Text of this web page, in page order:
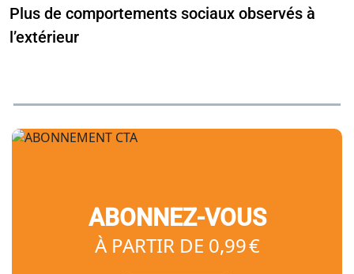
Plus de comportements sociaux observés à
l’extérieur
ABONNEZ-VOUS
À PARTIR DE 0,99 €